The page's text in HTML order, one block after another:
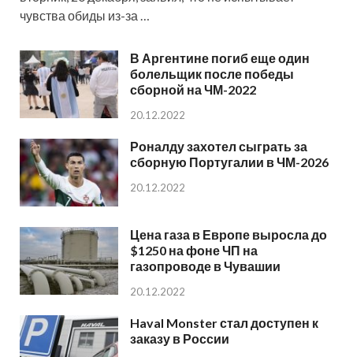
чувства обиды из-за …
В Аргентине погиб еще один
болельщик после победы
сборной на ЧМ-2022
20.12.2022
Роналду захотел сыграть за
сборную Португалии в ЧМ-2026
20.12.2022
Цена газа в Европе выросла до
$1250 на фоне ЧП на
газопроводе в Чувашии
20.12.2022
Haval Monster стал доступен к
заказу в России